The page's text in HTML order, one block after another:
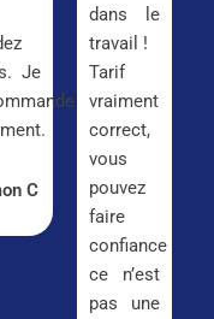
Je
C
dans le
travail !
Tarif
vraiment
correct,
vous
pouvez
faire
confiance
ce n’est
pas une